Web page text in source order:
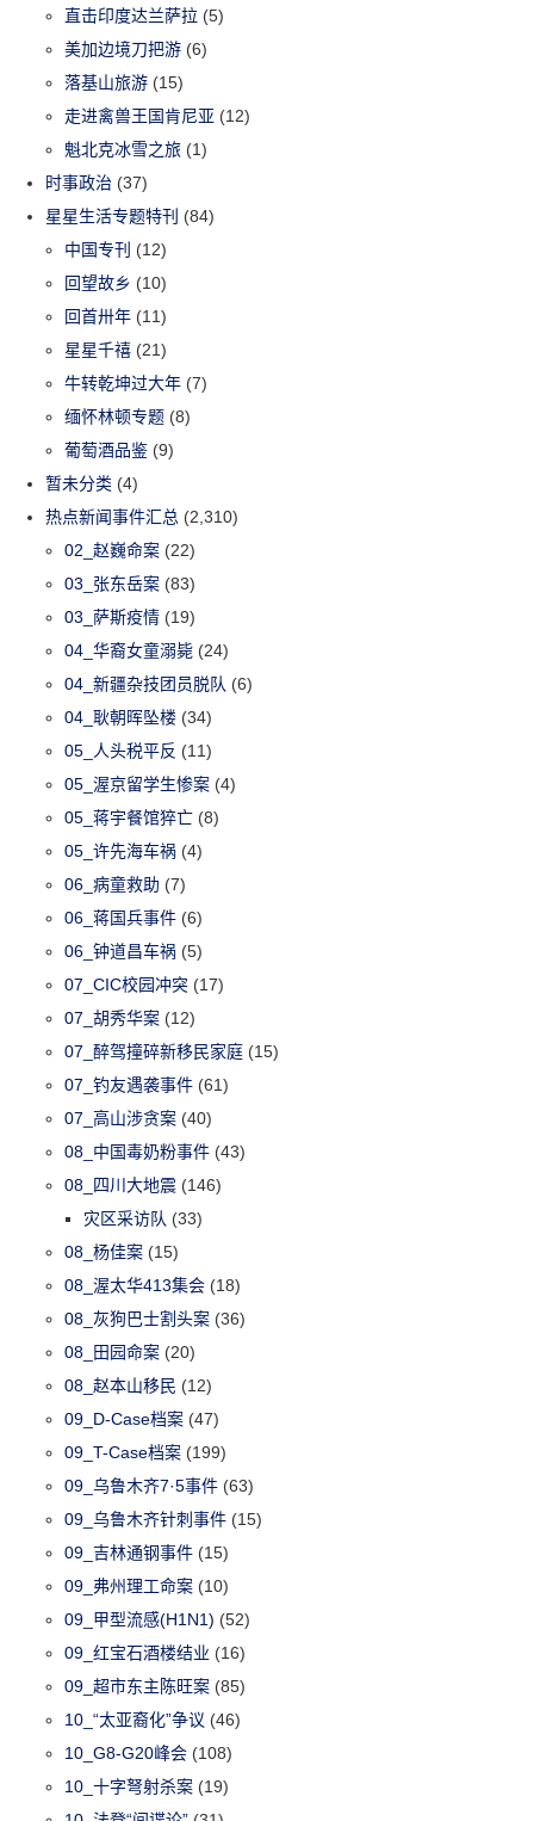
直击印度达兰萨拉 (5)
美加边境刀把游 (6)
落基山旅游 (15)
走进禽兽王国肯尼亚 (12)
魁北克冰雪之旅 (1)
时事政治 (37)
星星生活专题特刊 (84)
中国专刊 (12)
回望故乡 (10)
回首卅年 (11)
星星千禧 (21)
牛转乾坤过大年 (7)
缅怀林顿专题 (8)
葡萄酒品鉴 (9)
暂未分类 (4)
热点新闻事件汇总 (2,310)
02_赵巍命案 (22)
03_张东岳案 (83)
03_萨斯疫情 (19)
04_华裔女童溺毙 (24)
04_新疆杂技团员脱队 (6)
04_耿朝晖坠楼 (34)
05_人头税平反 (11)
05_渥京留学生惨案 (4)
05_蒋宇餐馆猝亡 (8)
05_许先海车祸 (4)
06_病童救助 (7)
06_蒋国兵事件 (6)
06_钟道昌车祸 (5)
07_CIC校园冲突 (17)
07_胡秀华案 (12)
07_醉驾撞碎新移民家庭 (15)
07_钓友遇袭事件 (61)
07_高山涉贪案 (40)
08_中国毒奶粉事件 (43)
08_四川大地震 (146)
灾区采访队 (33)
08_杨佳案 (15)
08_渥太华413集会 (18)
08_灰狗巴士割头案 (36)
08_田园命案 (20)
08_赵本山移民 (12)
09_D-Case档案 (47)
09_T-Case档案 (199)
09_乌鲁木齐7·5事件 (63)
09_乌鲁木齐针刺事件 (15)
09_吉林通钢事件 (15)
09_弗州理工命案 (10)
09_甲型流感(H1N1) (52)
09_红宝石酒楼结业 (16)
09_超市东主陈旺案 (85)
10_“太亚裔化”争议 (46)
10_G8-G20峰会 (108)
10_十字弩射杀案 (19)